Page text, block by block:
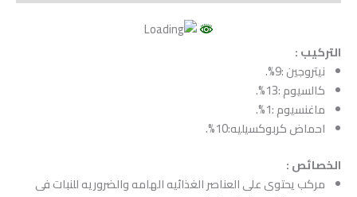
التركيب :
نيتروجين :9%.
كالسيوم :13%.
ماغنسيوم :1%.
احماض كربوكسيليه:10%.
الخصائص :
مركب يحتوى على العناصر الغذائيه الهامه والضروريه للنبات فى